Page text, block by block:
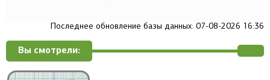
Последнее обновление базы данных: 07-08-2026 16:36
Вы смотрели: